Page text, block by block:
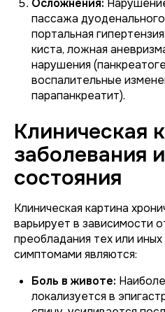
Осложнения:
пассажа
портальная
киста, ложная
нарушения
воспалительные
парапанкреатит).
Клиническая
заболевания
состояния
Клиническая картина
варьирует в зависимости
преобладания тех или
симптомами являются:
Боль в животе:
локализуется в